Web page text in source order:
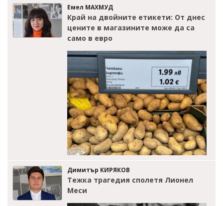
Емел МАХМУД
Край на двойните етикети: От днес
цените в магазините може да са
само в евро
Димитър КИРЯКОВ
Тежка трагедия сполетя Лионел
Меси